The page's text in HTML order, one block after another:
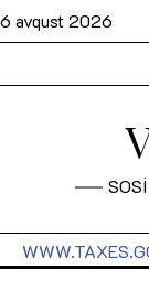
6 avqust 2026